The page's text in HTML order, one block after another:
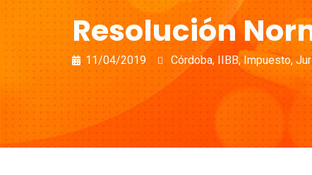
Resolución
11/04/2019 Córdoba, IIBB,Impuesto,